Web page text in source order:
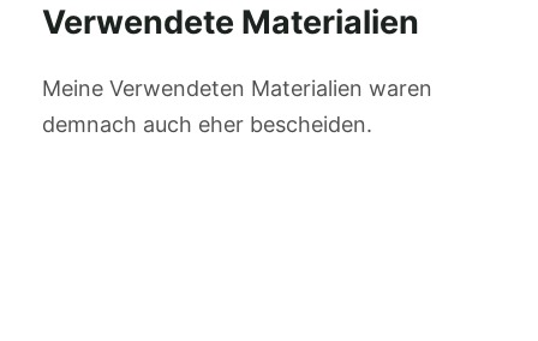
Verwendete Materialien
Meine Verwendeten Materialien waren
demnach auch eher bescheiden.